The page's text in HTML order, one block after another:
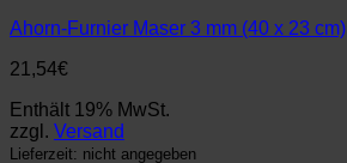
Ahorn-Furnier Maser 3 mm (40 x 23 cm)
21,54€
Enthält 19% MwSt.
zzgl. Versand
Lieferzeit: nicht angegeben